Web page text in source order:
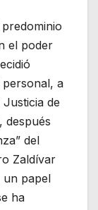
el poder
personal, a
de
después
del
Zaldívar
un papel
ha